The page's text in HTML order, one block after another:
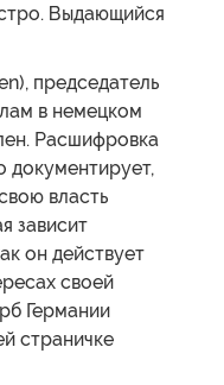
Выдающийся
председатель
в немецком
Расшифровка
документирует,
власть
зависит
он действует
своей
Германии
страничке